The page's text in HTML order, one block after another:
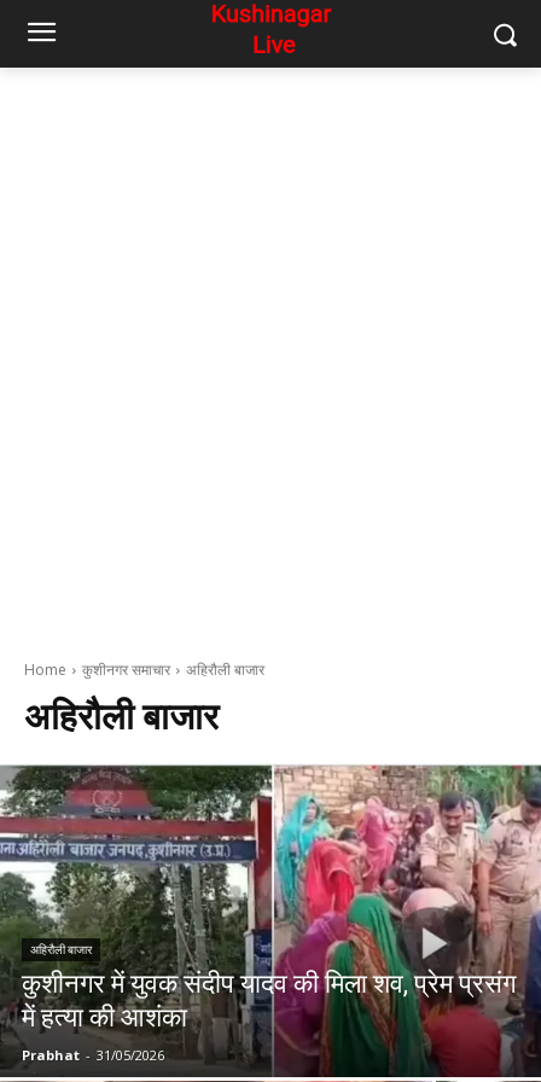
Home कुशीनगर समाचार अहिरौली बाजार
अहिरौली बाजार
अहिरौली बाजार
कुशीनगर में युवक संदीप यादव की मिला शव, प्रेम प्रसंग
में हत्या की आशंका
Prabhat - 31/05/2026